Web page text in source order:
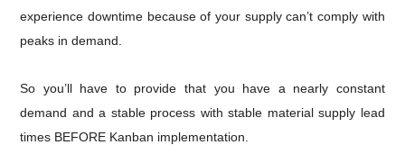
experience downtime because of your supply can’t comply with
peaks in demand.
So you’ll have to provide that you have a nearly constant
demand and a stable process with stable material supply lead
times BEFORE Kanban implementation